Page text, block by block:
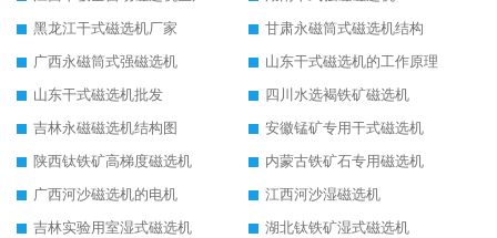
黑龙江干式磁选机厂家
甘肃永磁筒式磁选机结构
广西永磁筒式强磁选机
山东干式磁选机的工作原理
山东干式磁选机批发
四川水选褐铁矿磁选机
吉林永磁磁选机结构图
安徽锰矿专用干式磁选机
陕西钛铁矿高梯度磁选机
内蒙古铁矿石专用磁选机
广西河沙磁选机的电机
江西河沙湿磁选机
吉林实验用室湿式磁选机
湖北钛铁矿湿式磁选机